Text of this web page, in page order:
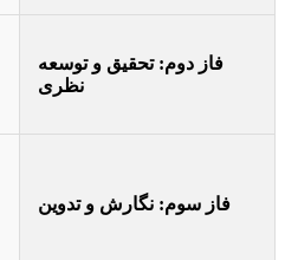
فاز دوم: تحقیق و توسعه
نظری
فاز سوم: نگارش و تدوین